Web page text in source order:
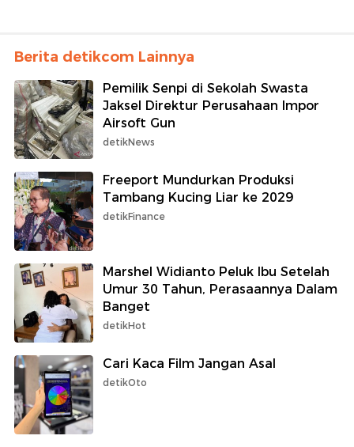
Berita detikcom Lainnya
Pemilik Senpi di Sekolah Swasta
Jaksel Direktur Perusahaan Impor
Airsoft Gun
detikNews
Freeport Mundurkan Produksi
Tambang Kucing Liar ke 2029
detikFinance
Marshel Widianto Peluk Ibu Setelah
Umur 30 Tahun, Perasaannya Dalam
Banget
detikHot
Cari Kaca Film Jangan Asal
detikOto